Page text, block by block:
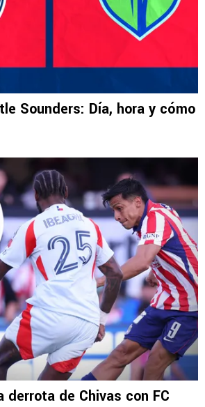
Sounders: Día, hora y cómo
derrota de Chivas con FC